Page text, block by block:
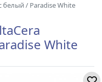
белый / Paradise White
White